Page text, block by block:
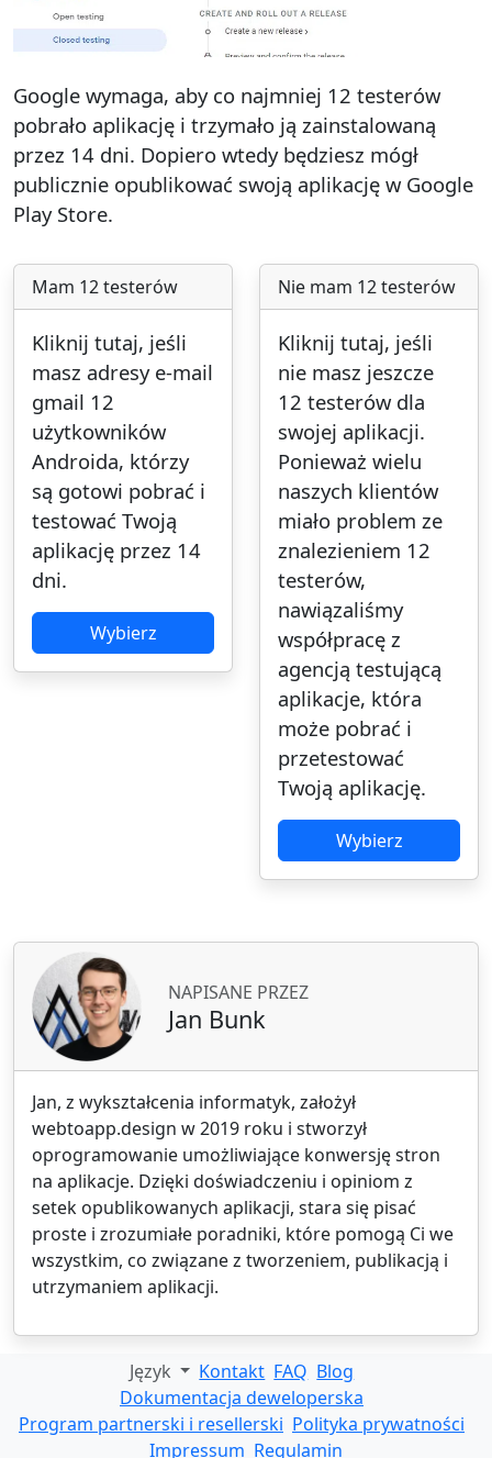
Google wymaga, aby co najmniej 12 testerów
pobrało aplikację i trzymało ją zainstalowaną
przez 14 dni. Dopiero wtedy będziesz mógł
publicznie opublikować swoją aplikację w Google
Play Store.
Mam 12 testerów
Kliknij tutaj, jeśli
masz adresy e-mail
gmail 12
użytkowników
Androida, którzy
są gotowi pobrać i
testować Twoją
aplikację przez 14
dni.
Wybierz
Nie mam 12 testerów
Kliknij tutaj, jeśli
nie masz jeszcze
12 testerów dla
swojej aplikacji.
Ponieważ wielu
naszych klientów
miało problem ze
znalezieniem 12
testerów,
nawiązaliśmy
współpracę z
agencją testującą
aplikacje, która
może pobrać i
przetestować
Twoją aplikację.
Wybierz
NAPISANE PRZEZ
Jan Bunk
Jan, z wykształcenia informatyk, założył
webtoapp.design w 2019 roku i stworzył
oprogramowanie umożliwiające konwersję stron
na aplikacje. Dzięki doświadczeniu i opiniom z
setek opublikowanych aplikacji, stara się pisać
proste i zrozumiałe poradniki, które pomogą Ci we
wszystkim, co związane z tworzeniem, publikacją i
utrzymaniem aplikacji.
Język Kontakt FAQ Blog
Dokumentacja deweloperska
Program partnerski i resellerski Polityka prywatności
Impressum Regulamin